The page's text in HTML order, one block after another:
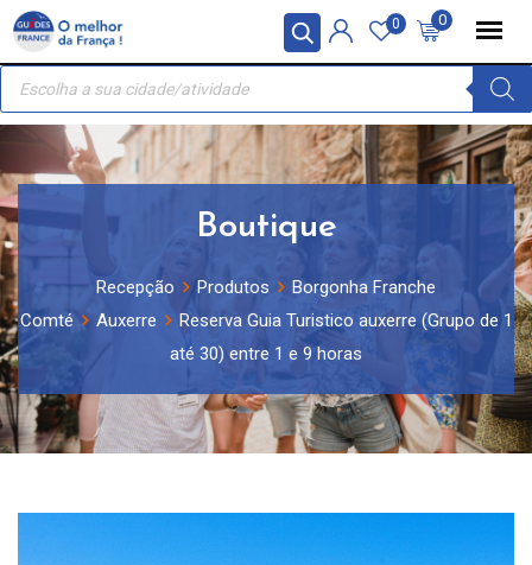
Painel de Gerenciamento de Cookies
Skip
content
0
0
Recherche
produits
Boutique
Recepção Produtos
Borgonha Franche
Comté
Auxerre
Reserva Guia Turistico auxerre (Grupo de 1
até 30) entre 1 e 9 horas